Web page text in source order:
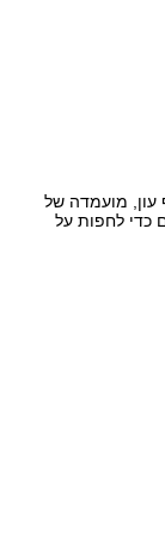
עון, מועמדה של
כדי לחפות על